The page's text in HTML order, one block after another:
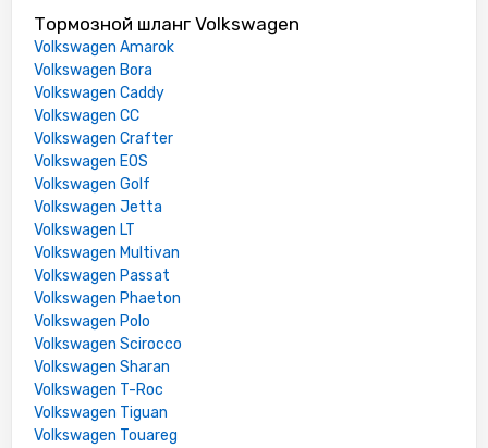
Тормозной шланг Volkswagen
Volkswagen Amarok
Volkswagen Bora
Volkswagen Caddy
Volkswagen CC
Volkswagen Crafter
Volkswagen EOS
Volkswagen Golf
Volkswagen Jetta
Volkswagen LT
Volkswagen Multivan
Volkswagen Passat
Volkswagen Phaeton
Volkswagen Polo
Volkswagen Scirocco
Volkswagen Sharan
Volkswagen T-Roc
Volkswagen Tiguan
Volkswagen Touareg